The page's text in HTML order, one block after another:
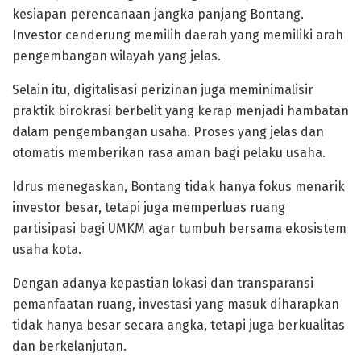
kesiapan perencanaan jangka panjang Bontang.
Investor cenderung memilih daerah yang memiliki arah
pengembangan wilayah yang jelas.
Selain itu, digitalisasi perizinan juga meminimalisir
praktik birokrasi berbelit yang kerap menjadi hambatan
dalam pengembangan usaha. Proses yang jelas dan
otomatis memberikan rasa aman bagi pelaku usaha.
Idrus menegaskan, Bontang tidak hanya fokus menarik
investor besar, tetapi juga memperluas ruang
partisipasi bagi UMKM agar tumbuh bersama ekosistem
usaha kota.
Dengan adanya kepastian lokasi dan transparansi
pemanfaatan ruang, investasi yang masuk diharapkan
tidak hanya besar secara angka, tetapi juga berkualitas
dan berkelanjutan.